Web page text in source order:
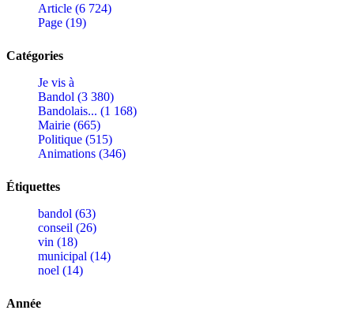
Article (6 724)
Page (19)
Catégories
Je vis à
Bandol (3 380)
Bandolais... (1 168)
Mairie (665)
Politique (515)
Animations (346)
Étiquettes
bandol (63)
conseil (26)
vin (18)
municipal (14)
noel (14)
Année